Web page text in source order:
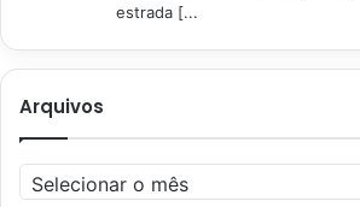
estrada [...
Arquivos
Arquivos